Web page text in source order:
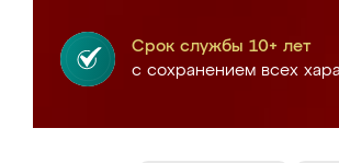
Срок службы 10+ лет
с сохранением всех